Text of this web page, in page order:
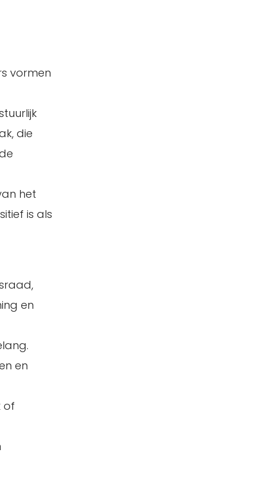
vormen
die
het
is als
en
en
of